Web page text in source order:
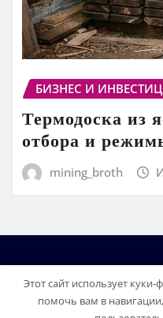
БИЗНЕС И
Термодоска из
отбора и
mining_broth
Этот сайт использует
помочь вам в